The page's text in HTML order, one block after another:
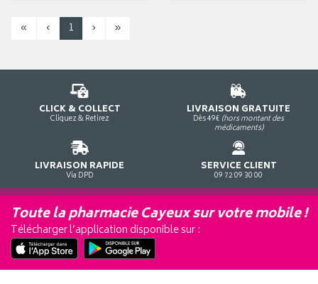
« ‹ 1 › »
CLICK & COLLECT
Cliquez & Retirez
LIVRAISON GRATUITE
Dès 49€ (hors montant des
médicaments)
LIVRAISON RAPIDE
Via DPD
SERVICE CLIENT
09 72 09 30 00
Toute la pharmacie Cayeux sur votre mobile !
Télécharger l’application disponible sur :